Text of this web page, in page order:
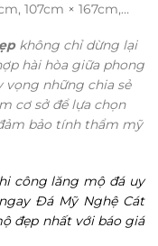
107cm × 167cm,…
không chỉ dừng lại
hài hòa giữa phong
vọng những chia sẻ
cơ sở để lựa chọn
bảo tính thẩm mỹ
công lăng mộ đá uy
Đá Mỹ Nghệ Cát
đẹp nhất với báo giá